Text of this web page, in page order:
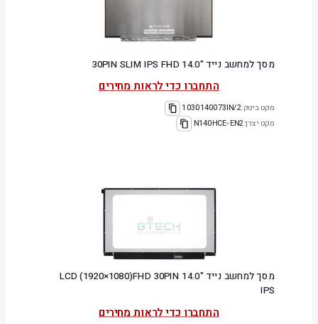
מסך למחשב נייד "14.0 30PIN SLIM IPS FHD
התחברו כדי לראות מחירים
מקט ביטק:1030140073IN/2
מקט יצרן:N140HCE-EN2
מסך למחשב נייד "14.0 LCD (1920×1080)FHD 30PIN
IPS
התחברו כדי לראות מחירים